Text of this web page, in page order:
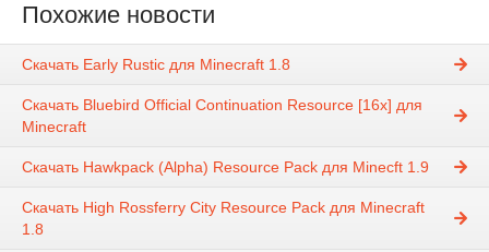
Похожие новости
Скачать Early Rustic для Minecraft 1.8
Скачать Bluebird Official Continuation Resource [16x] для
Minecraft
Скачать Hawkpack (Alpha) Resource Pack для Minecft 1.9
Скачать High Rossferry City Resource Pack для Minecraft
1.8